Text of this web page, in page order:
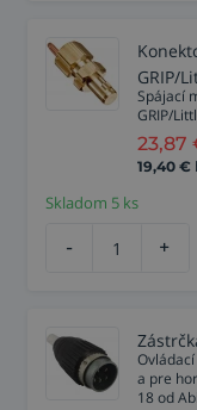
GRIP/
Spájací
GRIP/
23,87
19,40 €
Skladom 5 ks
- +
a pre
18 od